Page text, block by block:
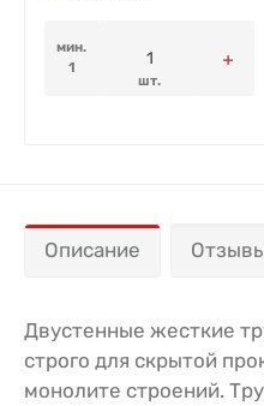
мин.
1
шт.
Описание
Двустенные жесткие
строго для скрытой
монолите строений.